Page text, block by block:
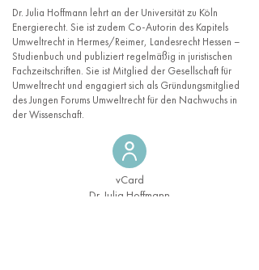
Dr. Julia Hoffmann lehrt an der Universität zu Köln
Energierecht. Sie ist zudem Co-Autorin des Kapitels
Umweltrecht in Hermes/Reimer, Landesrecht Hessen –
Studienbuch und publiziert regelmäßig in juristischen
Fachzeitschriften. Sie ist Mitglied der Gesellschaft für
Umweltrecht und engagiert sich als Gründungsmitglied
des Jungen Forums Umweltrecht für den Nachwuchs in
der Wissenschaft.
vCard
Dr. Julia Hoffmann